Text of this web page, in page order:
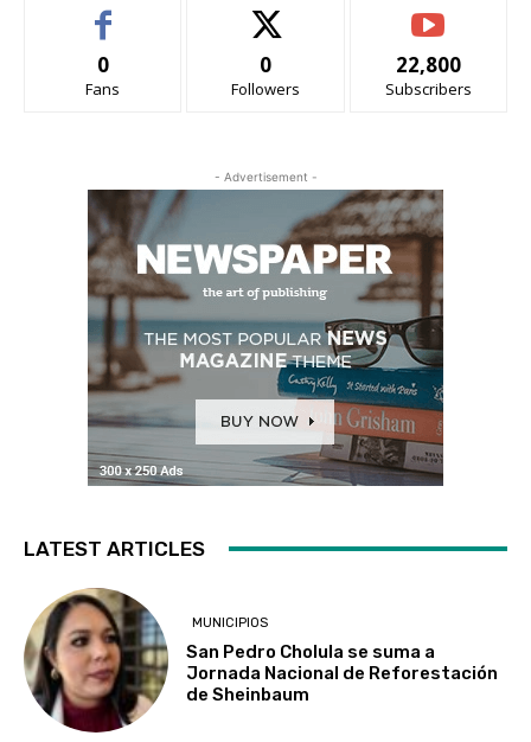
0
Fans
0
Followers
22,800
Subscribers
- Advertisement -
LATEST ARTICLES
MUNICIPIOS
San Pedro Cholula se suma a
Jornada Nacional de Reforestación
de Sheinbaum